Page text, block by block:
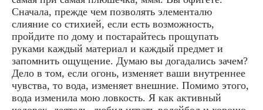
Сначала, прежде чем позволять элементалю
слияние со стихией, если есть возможность,
пройдите по дому и постарайтесь прощупать
руками каждый материал и каждый предмет и
запомнить ощущение. Думаю вы догадались зачем?
Дело в том, если огонь, изменяет ваши внутреннее
чувства, то вода, изменяет внешние. Помимо этого,
вода изменила мою ловкость. Я как активный